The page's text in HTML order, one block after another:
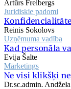
Artūrs Freibergs
Juridiskie padomi
Reinis Sokolovs
Uzņēmuma vadība
Kad personāla
Evija Šalte
Mārketings
Ne visi klikšķi
Dr.sc.admin.